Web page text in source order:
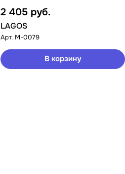
2 405 руб.
LAGOS
Арт. M-0079
В корзину